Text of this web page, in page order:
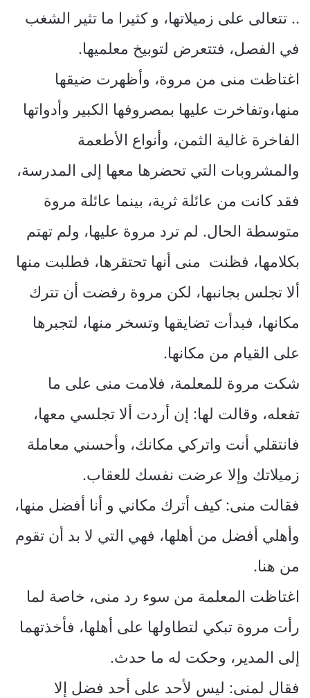
.. تتعالى على زميلاتها، و كثيرا ما تثير الشغب
في الفصل، فتتعرض لتوبيخ معلميها.
اغتاظت منى من مروة، وأظهرت ضيقها
منها،وتفاخرت عليها بمصروفها الكبير وأدواتها
الفاخرة غالية الثمن، وأنواع الأطعمة
والمشروبات التي تحضرها معها إلى المدرسة،
فقد كانت من عائلة ثرية، بينما عائلة مروة
متوسطة الحال. لم ترد مروة عليها، ولم تهتم
بكلامها، فظنت منى أنها تحتقرها، فطلبت منها
ألا تجلس بجانبها، لكن مروة رفضت أن تترك
مكانها، فبدأت تضايقها وتسخر منها، لتجبرها
على القيام من مكانها.
شكت مروة للمعلمة، فلامت منى على ما
تفعله، وقالت لها: إن أردت ألا تجلسي معها،
فانتقلي أنت واتركي مكانك، وأحسني معاملة
زميلاتك وإلا عرضت نفسك للعقاب.
فقالت منى: كيف أترك مكاني و أنا أفضل منها،
وأهلي أفضل من أهلها، فهي التي لا بد أن تقوم
من هنا.
اغتاظت المعلمة من سوء رد منى، خاصة لما
رأت مروة تبكي لتطاولها على أهلها، فأخذتهما
إلى المدير، وحكت له ما حدث.
فقال لمنى: ليس لأحد على أحد فضل إلا